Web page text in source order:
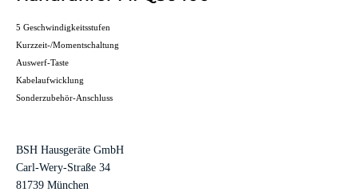
5 Geschwindigkeitsstufen
Kurzzeit-/Momentschaltung
Auswerf-Taste
Kabelaufwicklung
Sonderzubehör-Anschluss
BSH Hausgeräte GmbH
Carl-Wery-Straße 34
81739 München